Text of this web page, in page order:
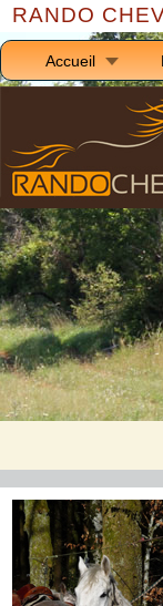
RANDO
Accueil